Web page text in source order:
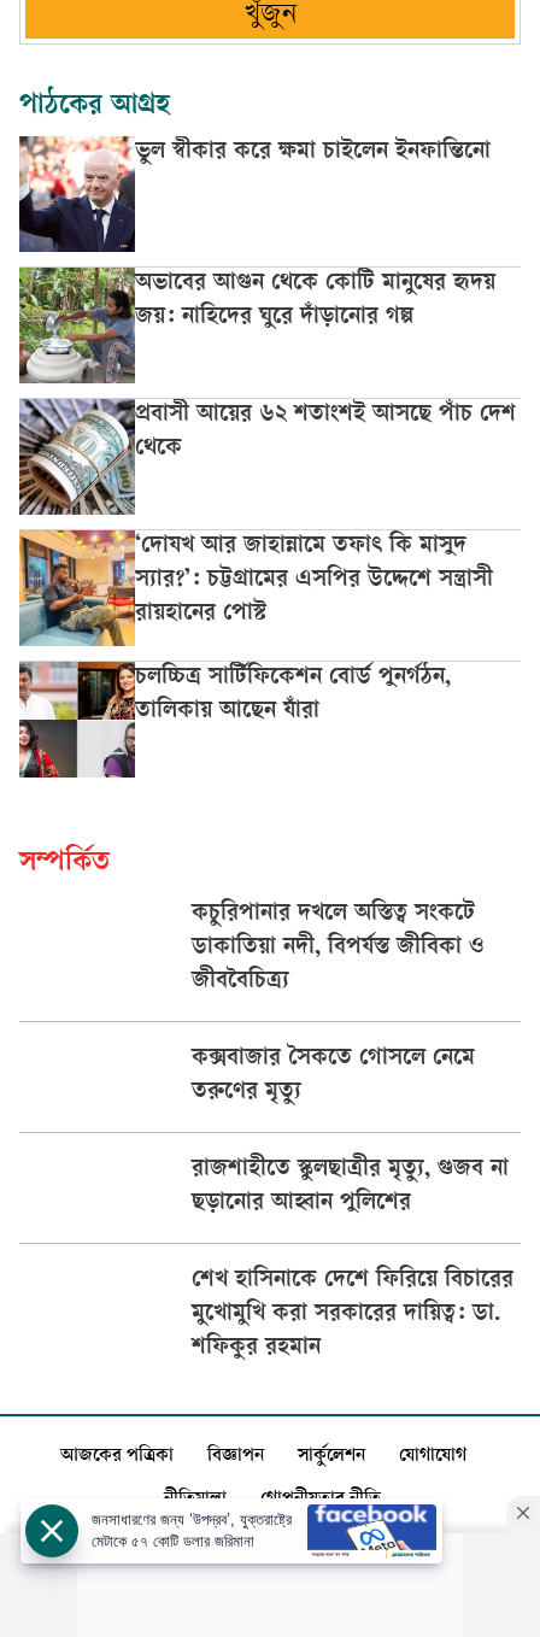
খুঁজুন
পাঠকের আগ্রহ
ভুল স্বীকার করে ক্ষমা চাইলেন ইনফান্তিনো
অভাবের আগুন থেকে কোটি মানুষের হৃদয়
জয়: নাহিদের ঘুরে দাঁড়ানোর গল্প
প্রবাসী আয়ের ৬২ শতাংশই আসছে পাঁচ দেশ
থেকে
‘দোযখ আর জাহান্নামে তফাৎ কি মাসুদ
স্যার?’: চট্টগ্রামের এসপির উদ্দেশে সন্ত্রাসী
রায়হানের পোস্ট
চলচ্চিত্র সার্টিফিকেশন বোর্ড পুনর্গঠন,
তালিকায় আছেন যাঁরা
সম্পর্কিত
কচুরিপানার দখলে অস্তিত্ব সংকটে
ডাকাতিয়া নদী, বিপর্যস্ত জীবিকা ও
জীববৈচিত্র্য
কক্সবাজার সৈকতে গোসলে নেমে
তরুণের মৃত্যু
রাজশাহীতে স্কুলছাত্রীর মৃত্যু, গুজব না
ছড়ানোর আহ্বান পুলিশের
শেখ হাসিনাকে দেশে ফিরিয়ে বিচারের
মুখোমুখি করা সরকারের দায়িত্ব: ডা.
শফিকুর রহমান
আজকের পত্রিকা বিজ্ঞাপন সার্কুলেশন যোগাযোগ
নীতিমালা গোপনীয়তার নীতি
জনসাধারণের জন্য ‘উপদ্রব’, যুক্তরাষ্ট্রে
মেটাকে ৫৭ কোটি ডলার জরিমানা